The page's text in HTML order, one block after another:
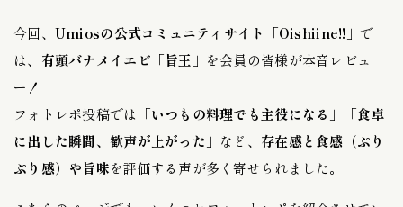
今回、 Umiosの公式コミュニティサイト 「Oishiine!!」 で
は、 有頭バナメイエビ「旨王」 を会員の皆様が本音レビュ
ー！
フォトレポ投稿では「いつもの料理でも主役になる 」「食卓
に出した瞬間、歓声が上がった 」など、 存在感と食感（ぷり
ぷり感）や旨味を評価する声が多く寄せられました。